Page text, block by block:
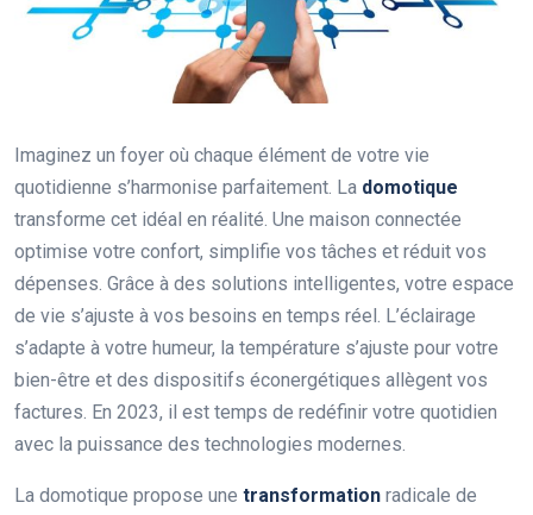
Imaginez un foyer où chaque élément de votre vie
quotidienne s’harmonise parfaitement. La domotique
transforme cet idéal en réalité. Une maison connectée
optimise votre confort, simplifie vos tâches et réduit vos
dépenses. Grâce à des solutions intelligentes, votre espace
de vie s’ajuste à vos besoins en temps réel. L’éclairage
s’adapte à votre humeur, la température s’ajuste pour votre
bien-être et des dispositifs éconergétiques allègent vos
factures. En 2023, il est temps de redéfinir votre quotidien
avec la puissance des technologies modernes.
La domotique propose une transformation radicale de